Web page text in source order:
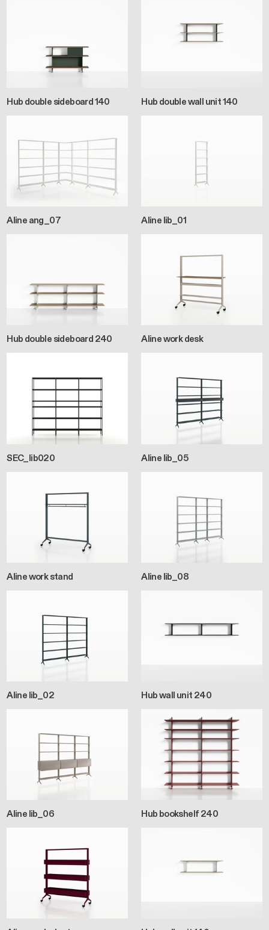
Hub double sideboard 140 Hub double wall unit 140
Aline ang_07 Aline lib_01
Hub double sideboard 240 Aline work desk
SEC_lib020 Aline lib_05
Aline work stand Aline lib_08
Aline lib_02 Hub wall unit 240
Aline lib_06 Hub bookshelf 240